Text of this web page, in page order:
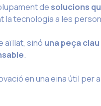
de solucions
la tecnologia a les
aïllat, sinó una peça
.
en una eina útil per a